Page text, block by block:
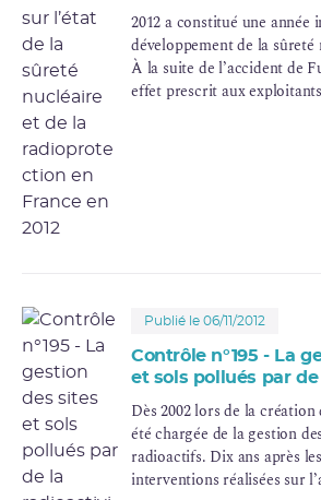
2012 a constitué une
développement de la
À la suite de l’accident de
effet prescrit aux
Publié le 06/11/2012
Contrôle n°195 - La
et sols pollués par
Dès 2002 lors de la création
été chargée de la gestion
radioactifs. Dix ans après
interventions réalisées sur